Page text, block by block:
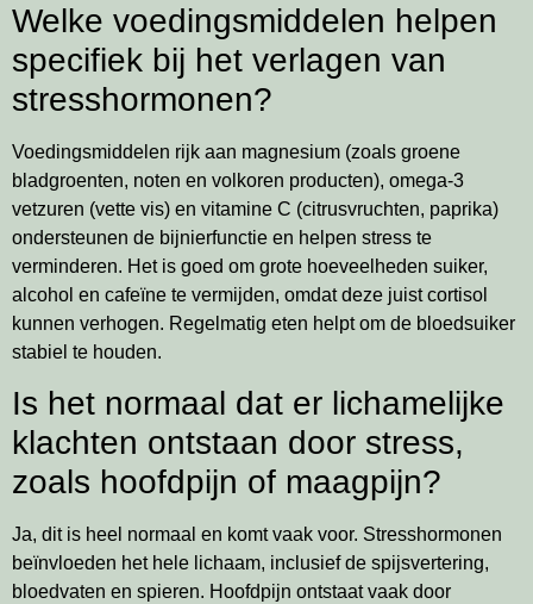
Welke voedingsmiddelen helpen
specifiek bij het verlagen van
stresshormonen?
Voedingsmiddelen rijk aan magnesium (zoals groene
bladgroenten, noten en volkoren producten), omega-3
vetzuren (vette vis) en vitamine C (citrusvruchten, paprika)
ondersteunen de bijnierfunctie en helpen stress te
verminderen. Het is goed om grote hoeveelheden suiker,
alcohol en cafeïne te vermijden, omdat deze juist cortisol
kunnen verhogen. Regelmatig eten helpt om de bloedsuiker
stabiel te houden.
Is het normaal dat er lichamelijke
klachten ontstaan door stress,
zoals hoofdpijn of maagpijn?
Ja, dit is heel normaal en komt vaak voor. Stresshormonen
beïnvloeden het hele lichaam, inclusief de spijsvertering,
bloedvaten en spieren. Hoofdpijn ontstaat vaak door